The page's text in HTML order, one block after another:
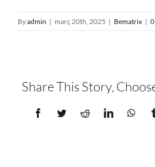
Byadmin | març 20th, 2025 | Bematrix |
Share This Story,
FacebookTwitterRedditLinkedIn